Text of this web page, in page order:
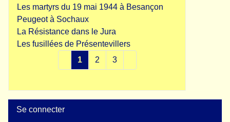
Les martyrs du 19 mai 1944 à Besançon
Peugeot à Sochaux
La Résistance dans le Jura
Les fusillées de Présentevillers
1
2 3
Se connecter